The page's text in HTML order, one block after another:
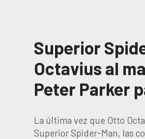
Superior
Octavius al
Peter Parker
La última vez que Otto
Superior Spider-Man, las